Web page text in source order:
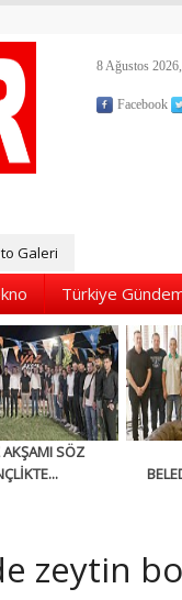
8 Ağustos
Facebook
Galeri
Türkiye
AKŞAMI SÖZ
zeytin